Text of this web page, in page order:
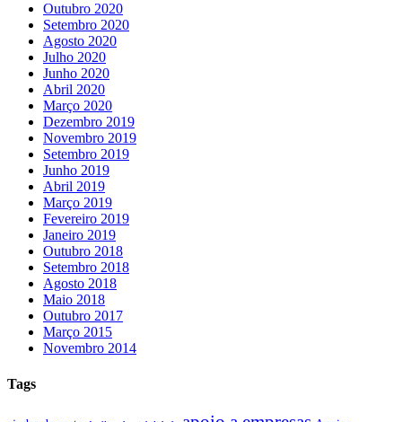
Outubro 2020
Setembro 2020
Agosto 2020
Julho 2020
Junho 2020
Abril 2020
Março 2020
Dezembro 2019
Novembro 2019
Setembro 2019
Junho 2019
Abril 2019
Março 2019
Fevereiro 2019
Janeiro 2019
Outubro 2018
Setembro 2018
Agosto 2018
Maio 2018
Outubro 2017
Março 2015
Novembro 2014
Tags